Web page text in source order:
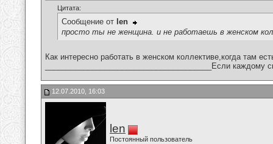
Цитата:
Сообщение от len
просто ты не женщина. и не работаешь в женском
Как интересно работать в женском коллективе,когда там
_______________________________________Если каждому
12.07.2010, 16:03
len
Постоянный пользователь